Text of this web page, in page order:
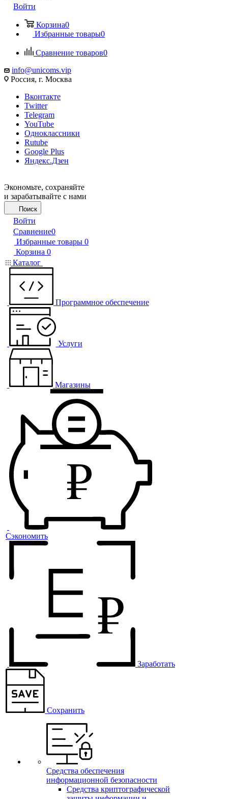
Войти
Корзина0
Избранные товары0
Сравнение товаров0
info@unicoms.vip
Россия, г. Москва
Вконтакте
Twitter
Telegram
YouTube
Одноклассники
Rutube
Google Plus
Яндекс.Дзен
Экономьте, сохраняйте
и зарабатывайте с нами
Поиск
Войти
Сравнение0
Избранные товары 0
Корзина 0
Каталог
Программное обеспечение
Услуги
Магазины
Сэкономить
Заработать
Сохранить
Средства обеспечения
информационной безопасности
Средства криптографической